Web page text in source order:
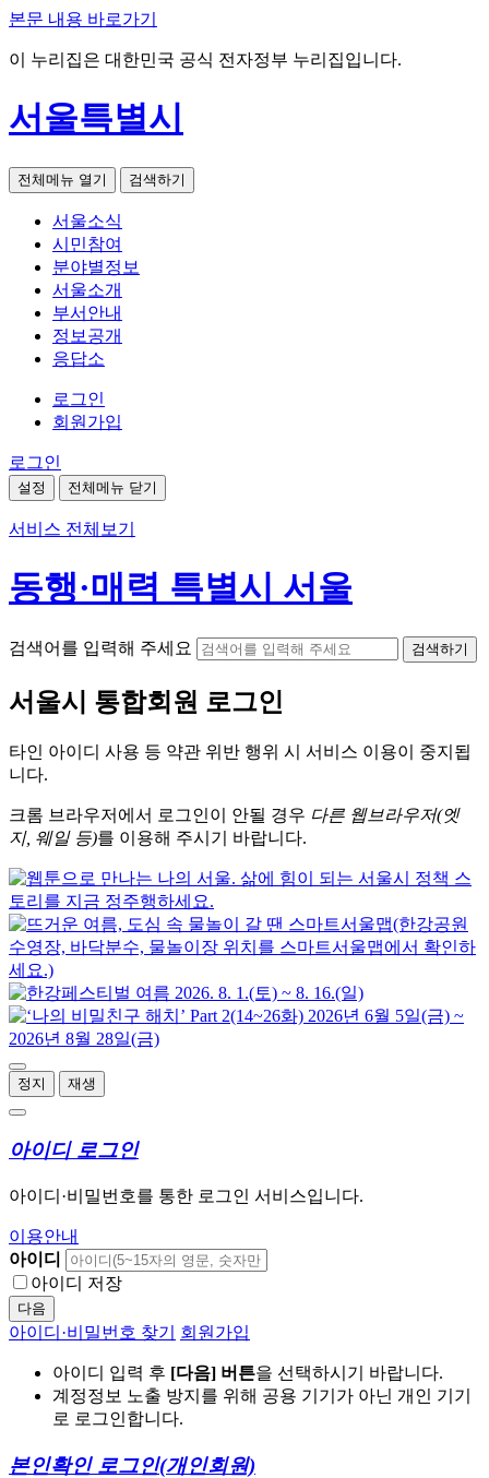
본문 내용 바로가기
이 누리집은 대한민국 공식 전자정부 누리집입니다.
서울특별시
전체메뉴 열기 검색하기
서울소식
시민참여
분야별정보
서울소개
부서안내
정보공개
응답소
로그인
회원가입
로그인
설정 전체메뉴 닫기
서비스 전체보기
동행·매력 특별시 서울
검색어를 입력해 주세요 검색하기
서울시 통합회원 로그인
타인 아이디 사용 등 약관 위반 행위 시 서비스 이용이 중지됩
니다.
크롬 브라우저에서 로그인이 안될 경우 다른 웹브라우저(엣
지, 웨일 등)를 이용해 주시기 바랍니다.
정지 재생
아이디 로그인
아이디·비밀번호를 통한 로그인 서비스입니다.
이용안내
아이디
아이디 저장
다음
아이디·비밀번호 찾기 회원가입
아이디 입력 후 [다음] 버튼을 선택하시기 바랍니다.
계정정보 노출 방지를 위해 공용 기기가 아닌 개인 기기
로 로그인합니다.
본인확인 로그인(개인회원)